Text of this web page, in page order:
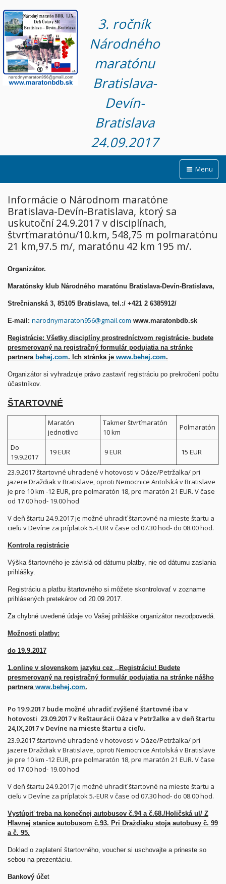
3. ročník
Národného
maratónu
Bratislava-
Devín-
Bratislava
24.09.2017
Menu
Informácie o Národnom maratóne
Bratislava-Devín-Bratislava, ktorý sa
uskutoční 24.9.2017 v disciplínach,
štvrťmaratónu/10.km, 548,75 m polmaratónu
21 km,97.5 m/, maratónu 42 km 195 m/.
Organizátor.
Maratónsky klub Národného maratónu Bratislava-Devín-Bratislava,
Strečnianská 3, 85105 Bratislava, tel.:/ +421 2 6385912/
E-mail: narodnymaraton956@gmail.com www.maratonbdb.sk
Registrácie: Všetky disciplíny prostredníctvom registrácie- budete
presmerovaný na registračný formulár podujatia na stránke
partnera behej.com. Ich stránka je www.behej.com.
Organizátor si vyhradzuje právo zastaviť registráciu po prekročení počtu
účastníkov.
ŠTARTOVNÉ
Maratón
jednotlivci
Takmer štvrťmaratón
10 km
Polmaratón
Do
19.9.2017
19 EUR 9 EUR 15 EUR
23.9.2017 štartovné uhradené v hotovosti v Oáze/Petržalka/ pri
jazere Draždiak v Bratislave, oproti Nemocnice Antolská v Bratislave
je pre 10 km -12 EUR, pre polmaratón 18, pre maratón 21 EUR. V čase
od 17.00 hod- 19.00 hod
V deň štartu 24.9.2017 je možné uhradiť štartovné na mieste štartu a
cieľu v Devíne za príplatok 5.-EUR v čase od 07.30 hod- do 08.00 hod.
Kontrola registrácie
Výška štartovného je závislá od dátumu platby, nie od dátumu zaslania
prihlášky.
Registráciu a platbu štartovného si môžete skontrolovať v zozname
prihlásených pretekárov od 20.09.2017.
Za chybné uvedené údaje vo Vašej prihláške organizátor nezodpovedá.
Možnosti platby:
do 19.9.2017
1.online v slovenskom jazyku cez ,,Registráciu! Budete
presmerovaný na registračný formulár podujatia na stránke nášho
partnera www.behej.com.
Po 19.9.2017 bude možné uhradiť zvýšené štartovné iba v
hotovosti 23.09.2017 v Reštaurácii Oáza v Petržalke a v deň štartu
24,IX,2017 v Devíne na mieste štartu a cieľu.
23.9.2017 štartovné uhradené v hotovosti v Oáze/Petržalka/ pri
jazere Draždiak v Bratislave, oproti Nemocnice Antolská v Bratislave
je pre 10 km -12 EUR, pre polmaratón 18, pre maratón 21 EUR. V čase
od 17.00 hod- 19.00 hod
V deň štartu 24.9.2017 je možné uhradiť štartovné na mieste štartu a
cieľu v Devíne za príplatok 5.-EUR v čase od 07.30 hod- do 08.00 hod.
Vystúpiť treba na konečnej autobusov č.94 a č.68./Holičská ul/ Z
Hlavnej stanice autobusom č.93. Pri Draždiaku stoja autobusy č. 99
a č. 95.
Doklad o zaplatení štartovného, voucher si uschovajte a prineste so
sebou na prezentáciu.
Bankový účet